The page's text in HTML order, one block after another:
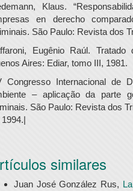
Klaus.
en derecho
São Paulo: Revista dos
Eugênio Raúl.
Aires: Ediar, tomo III, 1981.
Congresso Internacional de
– aplicação da parte
São Paulo: Revista dos
similares
Juan José González Rus,